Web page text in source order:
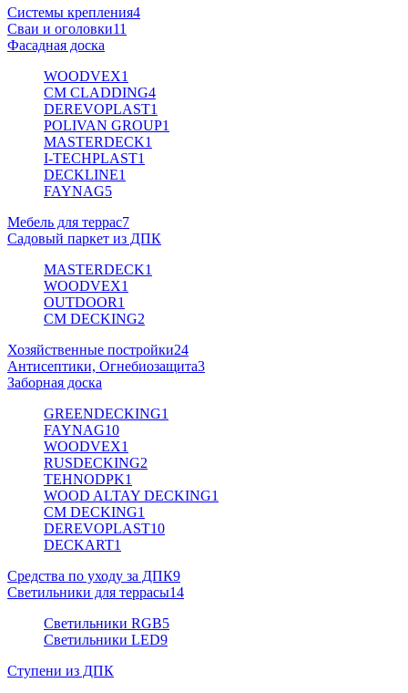
Системы крепления4
Сваи и оголовки11
Фасадная доска
WOODVEX1
CM CLADDING4
DEREVOPLAST1
POLIVAN GROUP1
MASTERDECK1
I-TECHPLAST1
DECKLINE1
FAYNAG5
Мебель для террас7
Садовый паркет из ДПК
MASTERDECK1
WOODVEX1
OUTDOOR1
CM DECKING2
Хозяйственные постройки24
Антисептики, Огнебиозащита3
Заборная доска
GREENDECKING1
FAYNAG10
WOODVEX1
RUSDECKING2
TEHNODPK1
WOOD ALTAY DECKING1
CM DECKING1
DEREVOPLAST10
DECKART1
Средства по уходу за ДПК9
Светильники для террасы14
Светильники RGB5
Светильники LED9
Ступени из ДПК